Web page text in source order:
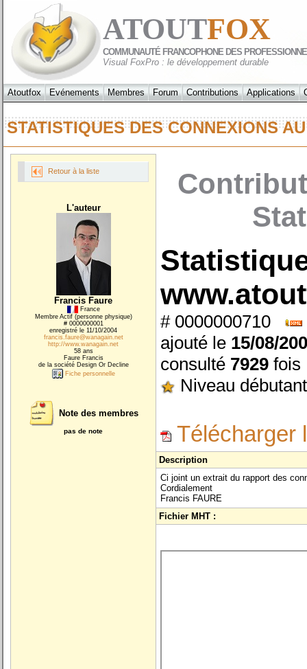
ATOUTFOX
COMMUNAUTÉ FRANCOPHONE DES
Visual FoxPro : le développement durable
Atoutfox Evénements Membres Forum Contributions Applications
STATISTIQUES DES CONNEXIONS
Retour à la liste
L'auteur
Francis Faure
France
Membre Actif (personne physique)
# 0000000001
enregistré le 11/10/2004
francis.faure@wanagain.net
http://www.wanagain.net
58 ans
Faure Francis
de la société Design Or Decline
Fiche personnelle
Note des membres
pas de note
# 0000000710
ajouté le 15/08/
consulté 7929 fois
Niveau débutant
Télécharger
Description
Ci joint un extrait du rapport des
Cordialement
Francis FAURE
Fichier MHT :